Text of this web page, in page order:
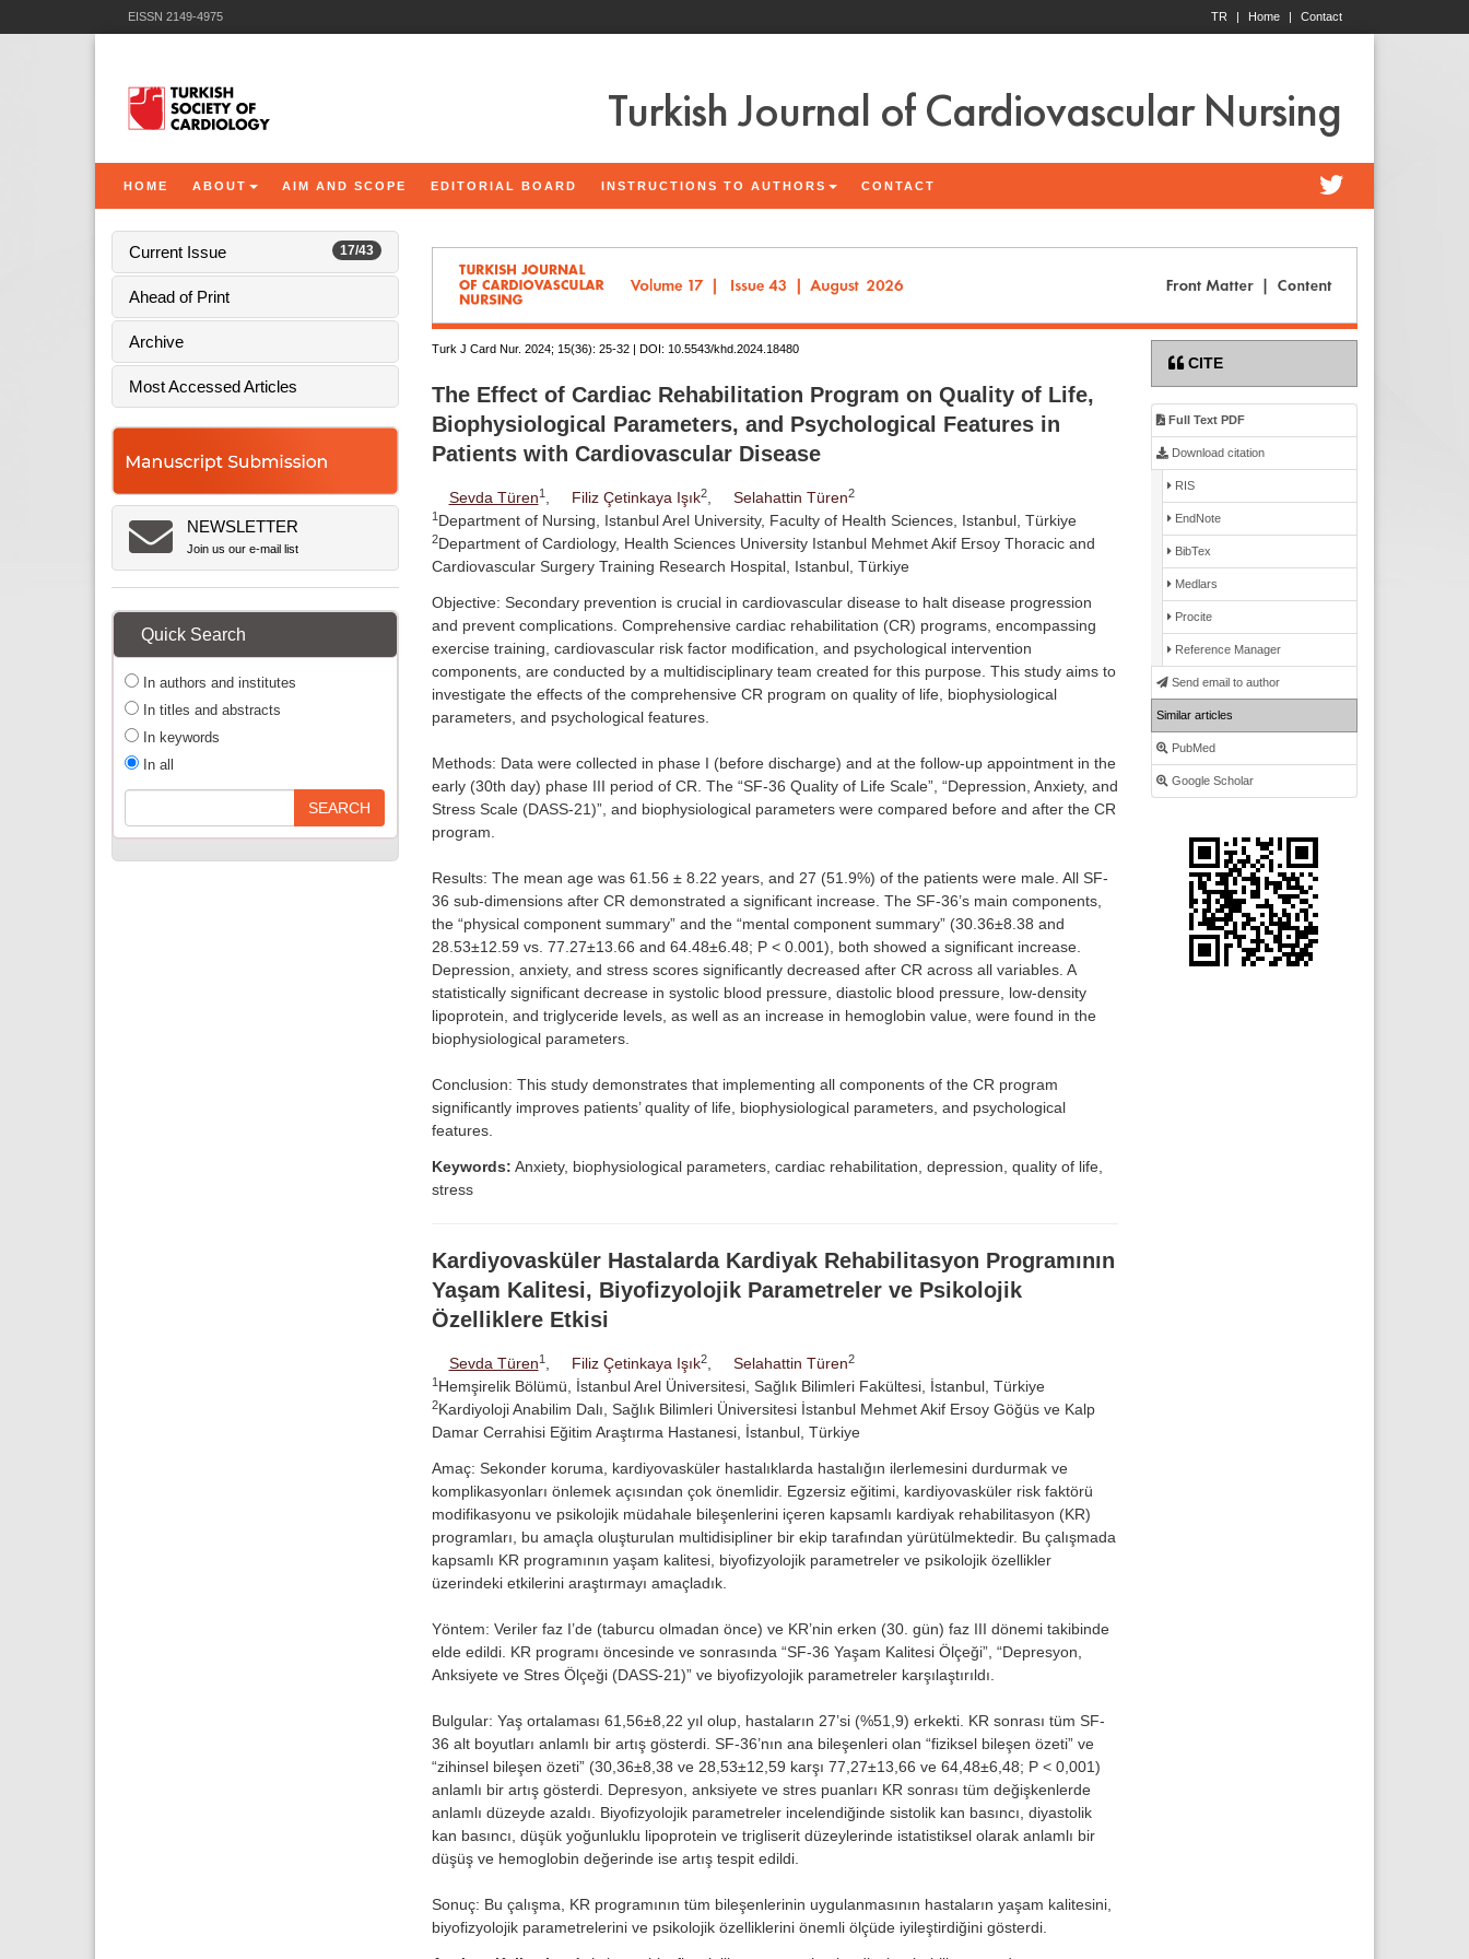
EISSN 2149-4975 Contact
Home |
TR |
Turkish Journal of Cardiovascular Nursing
HOME ABOUT AIM AND SCOPE EDITORIAL BOARD INSTRUCTIONS TO AUTHORS CONTACT
17/43
Current Issue
Ahead of Print
Archive
Most Accessed Articles
NEWSLETTER
Join us our e-mail list
Quick Search
In authors and institutes
In titles and abstracts
In keywords
In all
Turk J Card Nur. 2024; 15(36): 25-32 | DOI: 10.5543/khd.2024.18480
The Effect of Cardiac Rehabilitation Program on Quality of Life,
Biophysiological Parameters, and Psychological Features in
Patients with Cardiovascular Disease
Sevda Türen1, Filiz Çetinkaya Işık2, Selahattin Türen2
1Department of Nursing, Istanbul Arel University, Faculty of Health Sciences, Istanbul, Türkiye
2Department of Cardiology, Health Sciences University Istanbul Mehmet Akif Ersoy Thoracic and
Cardiovascular Surgery Training Research Hospital, Istanbul, Türkiye
Objective: Secondary prevention is crucial in cardiovascular disease to halt disease progression
and prevent complications. Comprehensive cardiac rehabilitation (CR) programs, encompassing
exercise training, cardiovascular risk factor modification, and psychological intervention
components, are conducted by a multidisciplinary team created for this purpose. This study aims to
investigate the effects of the comprehensive CR program on quality of life, biophysiological
parameters, and psychological features.
Methods: Data were collected in phase I (before discharge) and at the follow-up appointment in the
early (30th day) phase III period of CR. The “SF-36 Quality of Life Scale”, “Depression, Anxiety, and
Stress Scale (DASS-21)”, and biophysiological parameters were compared before and after the CR
program.
Results: The mean age was 61.56 ± 8.22 years, and 27 (51.9%) of the patients were male. All SF-
36 sub-dimensions after CR demonstrated a significant increase. The SF-36’s main components,
the “physical component summary” and the “mental component summary” (30.36±8.38 and
28.53±12.59 vs. 77.27±13.66 and 64.48±6.48; P < 0.001), both showed a significant increase.
Depression, anxiety, and stress scores significantly decreased after CR across all variables. A
statistically significant decrease in systolic blood pressure, diastolic blood pressure, low-density
lipoprotein, and triglyceride levels, as well as an increase in hemoglobin value, were found in the
biophysiological parameters.
Conclusion: This study demonstrates that implementing all components of the CR program
significantly improves patients’ quality of life, biophysiological parameters, and psychological
features.
Keywords: Anxiety, biophysiological parameters, cardiac rehabilitation, depression, quality of life,
stress
Kardiyovasküler Hastalarda Kardiyak Rehabilitasyon Programının
Yaşam Kalitesi, Biyofizyolojik Parametreler ve Psikolojik
Özelliklere Etkisi
Sevda Türen1, Filiz Çetinkaya Işık2, Selahattin Türen2
1Hemşirelik Bölümü, İstanbul Arel Üniversitesi, Sağlık Bilimleri Fakültesi, İstanbul, Türkiye
2Kardiyoloji Anabilim Dalı, Sağlık Bilimleri Üniversitesi İstanbul Mehmet Akif Ersoy Göğüs ve Kalp
Damar Cerrahisi Eğitim Araştırma Hastanesi, İstanbul, Türkiye
Amaç: Sekonder koruma, kardiyovasküler hastalıklarda hastalığın ilerlemesini durdurmak ve
komplikasyonları önlemek açısından çok önemlidir. Egzersiz eğitimi, kardiyovasküler risk faktörü
modifikasyonu ve psikolojik müdahale bileşenlerini içeren kapsamlı kardiyak rehabilitasyon (KR)
programları, bu amaçla oluşturulan multidisipliner bir ekip tarafından yürütülmektedir. Bu çalışmada
kapsamlı KR programının yaşam kalitesi, biyofizyolojik parametreler ve psikolojik özellikler
üzerindeki etkilerini araştırmayı amaçladık.
Yöntem: Veriler faz I’de (taburcu olmadan önce) ve KR’nin erken (30. gün) faz III dönemi takibinde
elde edildi. KR programı öncesinde ve sonrasında “SF-36 Yaşam Kalitesi Ölçeği”, “Depresyon,
Anksiyete ve Stres Ölçeği (DASS-21)” ve biyofizyolojik parametreler karşılaştırıldı.
Bulgular: Yaş ortalaması 61,56±8,22 yıl olup, hastaların 27’si (%51,9) erkekti. KR sonrası tüm SF-
36 alt boyutları anlamlı bir artış gösterdi. SF-36’nın ana bileşenleri olan “fiziksel bileşen özeti” ve
“zihinsel bileşen özeti” (30,36±8,38 ve 28,53±12,59 karşı 77,27±13,66 ve 64,48±6,48; P < 0,001)
anlamlı bir artış gösterdi. Depresyon, anksiyete ve stres puanları KR sonrası tüm değişkenlerde
anlamlı düzeyde azaldı. Biyofizyolojik parametreler incelendiğinde sistolik kan basıncı, diyastolik
kan basıncı, düşük yoğunluklu lipoprotein ve trigliserit düzeylerinde istatistiksel olarak anlamlı bir
düşüş ve hemoglobin değerinde ise artış tespit edildi.
Sonuç: Bu çalışma, KR programının tüm bileşenlerinin uygulanmasının hastaların yaşam kalitesini,
biyofizyolojik parametrelerini ve psikolojik özelliklerini önemli ölçüde iyileştirdiğini gösterdi.
CITE
Full Text PDF
Download citation
RIS
EndNote
BibTex
Medlars
Procite
Reference Manager
Send email to author
Similar articles
PubMed
Google Scholar